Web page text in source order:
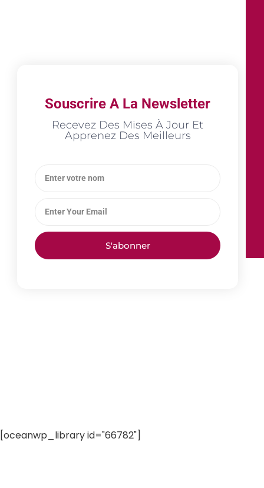
Souscrire A La Newsletter
Recevez Des Mises À Jour Et
Apprenez Des Meilleurs
S'abonner
[oceanwp_library id="66782"]